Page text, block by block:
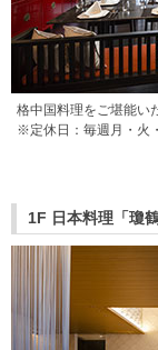
格中国料理をご堪能い
※定休日：毎週月・火
1F 日本料理「瓊